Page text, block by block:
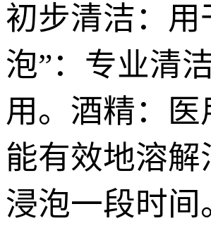
初步清洁：
泡”：专业清
用。酒精：
能有效地溶
浸泡一段时间